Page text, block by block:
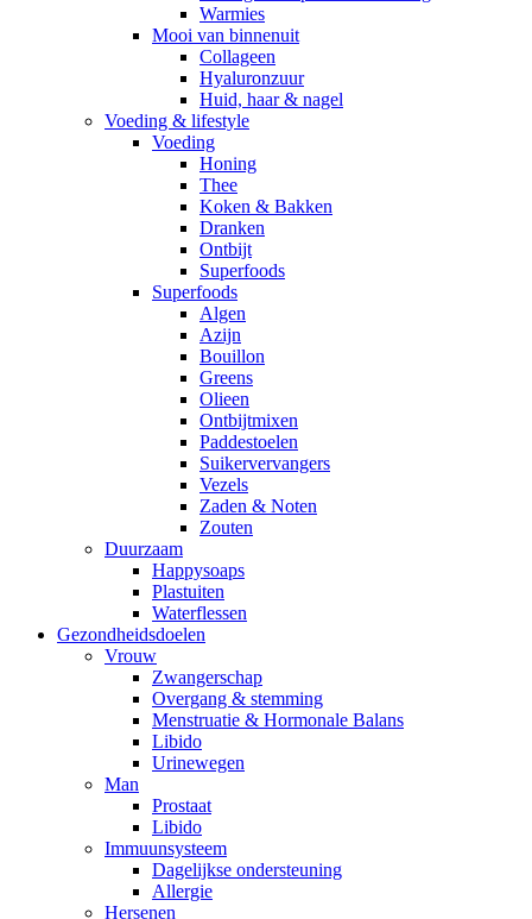
Warmies
Mooi van binnenuit
Collageen
Hyaluronzuur
Huid, haar & nagel
Voeding & lifestyle
Voeding
Honing
Thee
Koken & Bakken
Dranken
Ontbijt
Superfoods
Superfoods
Algen
Azijn
Bouillon
Greens
Olieen
Ontbijtmixen
Paddestoelen
Suikervervangers
Vezels
Zaden & Noten
Zouten
Duurzaam
Happysoaps
Plastuiten
Waterflessen
Gezondheidsdoelen
Vrouw
Zwangerschap
Overgang & stemming
Menstruatie & Hormonale Balans
Libido
Urinewegen
Man
Prostaat
Libido
Immuunsysteem
Dagelijkse ondersteuning
Allergie
Hersenen